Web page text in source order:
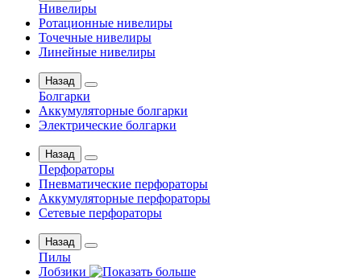
Нивелиры
Ротационные нивелиры
Точечные нивелиры
Линейные нивелиры
Назад
Болгарки
Аккумуляторные болгарки
Электрические болгарки
Назад
Перфораторы
Пневматические перфораторы
Аккумуляторные перфораторы
Сетевые перфораторы
Назад
Пилы
Лобзики